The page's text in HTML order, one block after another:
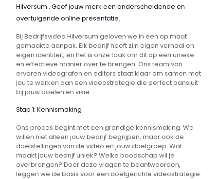
Hilversum . Geef jouw merk een onderscheidende en
overtuigende online presentatie.
Bij Bedrijfsvideo Hilversum geloven we in een op maat
gemaakte aanpak. Elk bedrijf heeft zijn eigen verhaal en
eigen identiteit, en het is onze taak om dit op een unieke
en effectieve manier over te brengen. Ons team van
ervaren videografen en editors staat klaar om samen met
jou te werken aan een videostrategie die perfect aansluit
bij jouw doelen en visie.
Stap 1: Kennismaking
Ons proces begint met een grondige kennismaking. We
willen niet alleen jouw bedrijf begrijpen, maar ook de
doelstellingen van de video en jouw doelgroep. Wat
maakt jouw bedrijf uniek? Welke boodschap wil je
overbrengen? Door deze vragen te beantwoorden,
leggen we de basis voor een doelgerichte videostrategie.